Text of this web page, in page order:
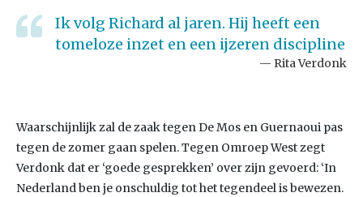
Ik volg Richard al jaren. Hij heeft een
tomeloze inzet en een ijzeren discipline
Rita Verdonk
Waarschijnlijk zal de zaak tegen De Mos en Guernaoui pas
tegen de zomer gaan spelen. Tegen Omroep West zegt
Verdonk dat er ‘goede gesprekken’ over zijn gevoerd: ‘In
Nederland ben je onschuldig tot het tegendeel is bewezen.